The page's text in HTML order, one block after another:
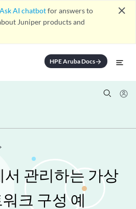
Ask AI chatbotfor answers to
Juniper products and
close
HPE Aruba Docsarrow_forward
관리하는 가상
크 구성 예